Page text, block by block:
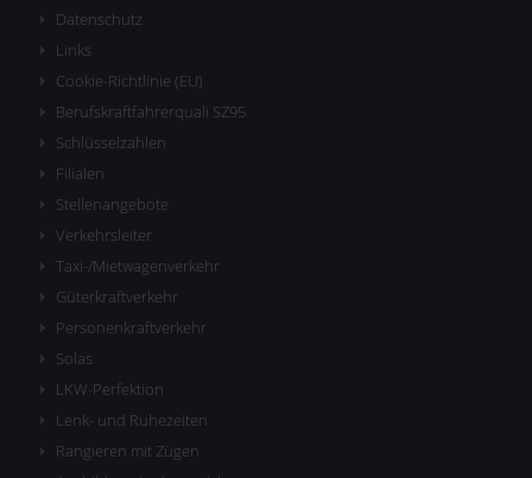
Datenschutz
Links
Cookie-Richtlinie (EU)
Berufskraftfahrerquali SZ95
Schlüsselzahlen
Filialen
Stellenangebote
Verkehrsleiter
Taxi-/Mietwagenverkehr
Güterkraftverkehr
Personenkraftverkehr
Solas
LKW-Perfektion
Lenk- und Ruhezeiten
Rangieren mit Zügen